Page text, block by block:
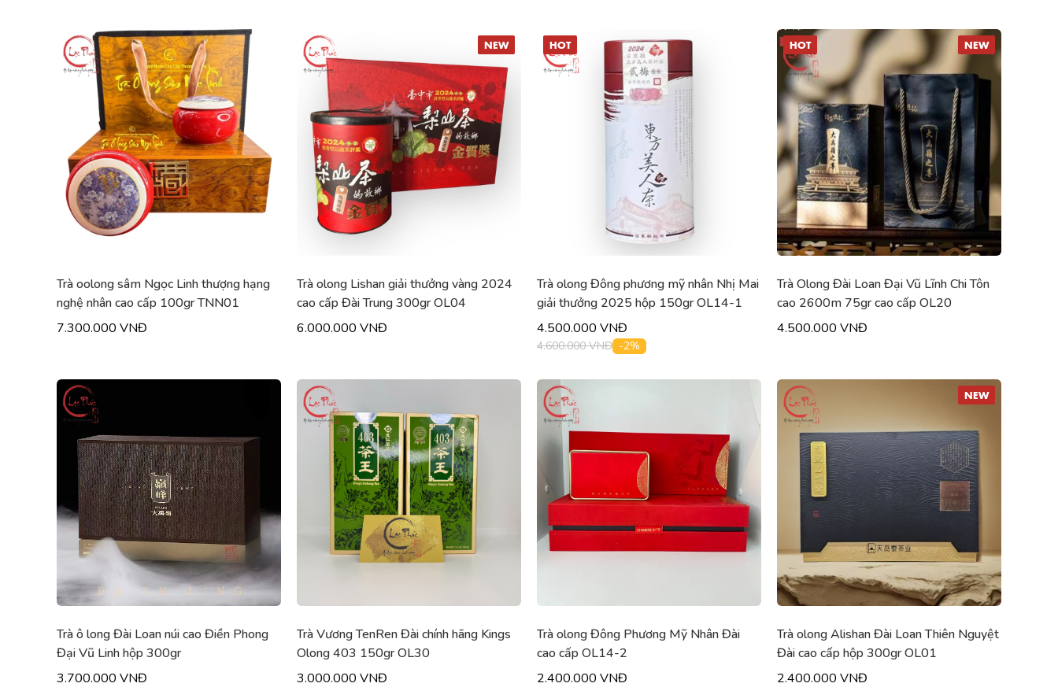
Trà oolong sâm Ngọc Linh thượng hạng
nghệ nhân cao cấp 100gr TNN01
7.300.000 VNĐ
NEW
Trà olong Lishan giải thưởng vàng 2024
cao cấp Đài Trung 300gr OL04
6.000.000 VNĐ
HOT
Trà olong Đông phương mỹ nhân Nhị Mai
giải thưởng 2025 hộp 150gr OL14-1
4.500.000 VNĐ
4.600.000 VNĐ -2%
HOT NEW
Trà Olong Đài Loan Đại Vũ Lĩnh Chi Tôn
cao 2600m 75gr cao cấp OL20
4.500.000 VNĐ
Trà ô long Đài Loan núi cao Điền Phong
Đại Vũ Linh hộp 300gr
3.700.000 VNĐ
Trà Vương TenRen Đài chính hãng Kings
Olong 403 150gr OL30
3.000.000 VNĐ
Trà olong Đông Phương Mỹ Nhân Đài
cao cấp OL14-2
2.400.000 VNĐ
NEW
Trà olong Alishan Đài Loan Thiên Nguyệt
Đài cao cấp hộp 300gr OL01
2.400.000 VNĐ